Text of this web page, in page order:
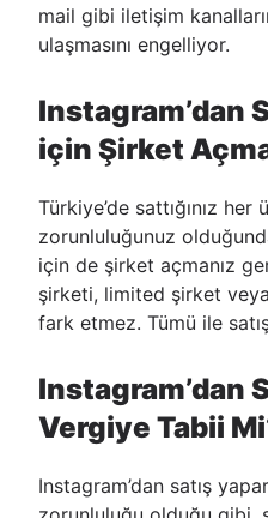
mail gibi iletişim
ulaşmasını engelliyor.
Instagram’dan
için Şirket
Türkiye’de sattığınız
zorunluluğunuz
için de şirket açmanız
şirketi, limited şirket
fark etmez. Tümü ile
Instagram’dan
Vergiye Tabii
Instagram’dan satış